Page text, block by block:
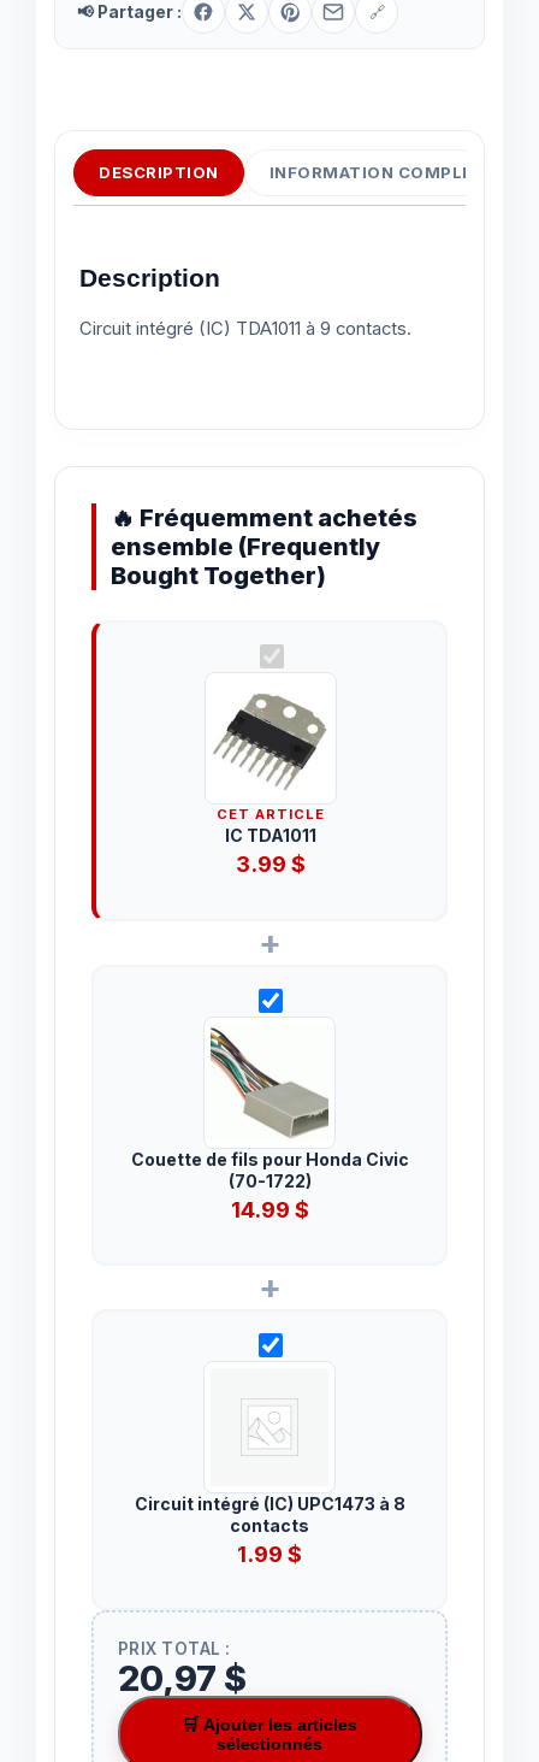
📢 Partager : 🔗
DESCRIPTION INFORMATION
Description
Circuit intégré (IC) TDA1011 à 9 contacts.
🔥 Fréquemment achetés
ensemble (Frequently
Bought Together)
CET ARTICLE
IC TDA1011
3.99$
+
Couette de fils pour Honda Civic
(70-1722)
14.99 $
+
Circuit intégré (IC) UPC1473 à 8
contacts
1.99 $
PRIX TOTAL :
20,97 $
🛒 Ajouter les articles
sélectionnés